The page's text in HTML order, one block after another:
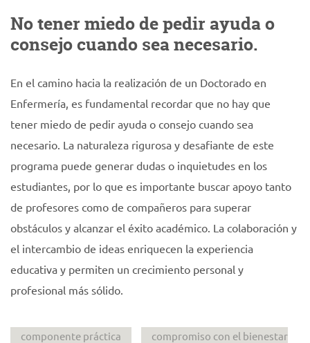
No tener miedo de pedir ayuda o
consejo cuando sea necesario.
En el camino hacia la realización de un Doctorado en
Enfermería, es fundamental recordar que no hay que
tener miedo de pedir ayuda o consejo cuando sea
necesario. La naturaleza rigurosa y desafiante de este
programa puede generar dudas o inquietudes en los
estudiantes, por lo que es importante buscar apoyo tanto
de profesores como de compañeros para superar
obstáculos y alcanzar el éxito académico. La colaboración y
el intercambio de ideas enriquecen la experiencia
educativa y permiten un crecimiento personal y
profesional más sólido.
componente práctica
compromiso con el bienestar